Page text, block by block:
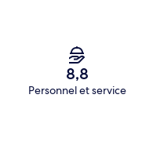
8,8
Personnel et service